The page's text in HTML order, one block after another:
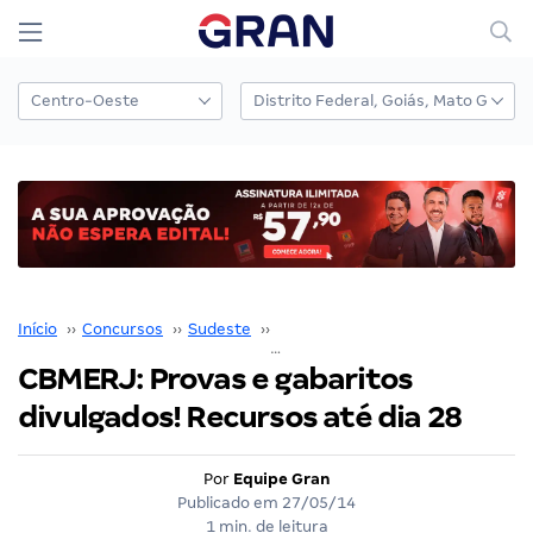
Início ›› Concursos ›› Sudeste ››
CBMERJ: Provas e gabaritos
divulgados! Recursos até dia 28
Por Equipe Gran
Publicado em 27/05/14
1 min. de leitura